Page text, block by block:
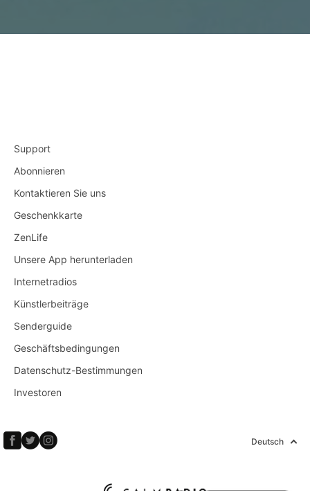
Support
Abonnieren
Kontaktieren Sie uns
Geschenkkarte
ZenLife
Unsere App herunterladen
Internetradios
Künstlerbeiträge
Senderguide
Geschäftsbedingungen
Datenschutz-Bestimmungen
Investoren
Deutsch